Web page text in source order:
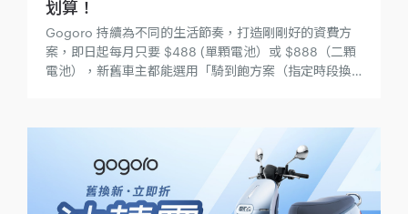
划算！
Gogoro 持續為不同的生活節奏，打造剛剛好的資費方
案，即日起每月只要 $488 (單顆電池）或 $888（二顆
電池），新舊車主都能選用「騎到飽方案（指定時段換